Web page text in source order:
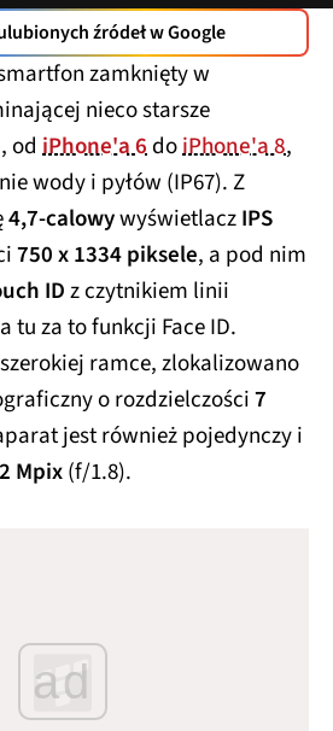
źródeł w Google
zamknięty w
nieco starsze
od iPhone'a 6doiPhone'a 8,
wody i pyłów (IP67). Z
4,7-calowywyświetlaczIPS
750 x 1334 piksele, a pod nim
IDz czytnikiem linii
tu za to funkcji Face ID.
ramce, zlokalizowano
o rozdzielczości7
jest również pojedynczy i
Mpix(f/1.8).
ad